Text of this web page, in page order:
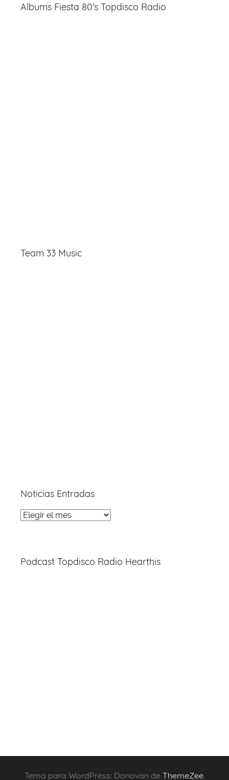
Albums Fiesta 80’s Topdisco Radio
Team 33 Music
Noticias Entradas
Noticias
Podcast Topdisco Radio Hearthis
Tema para WordPress: Donovan de ThemeZee.